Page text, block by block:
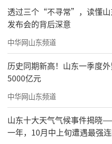
“烟火指数·成
2026年，“烟火
了超过65万观众。大
人，成为了这场双年展
不仅是关注度，还有误
鸣。城市双年展也不再
的审美秩序，而更像今
透过三个“不寻常”，读懂山
发布会的背后深意
中华网山东频道
历史同期新高！山东一季度
5000亿元
中华网山东频道
山东十大天气气候事件揭晓
一年，10月中上旬遭遇最强